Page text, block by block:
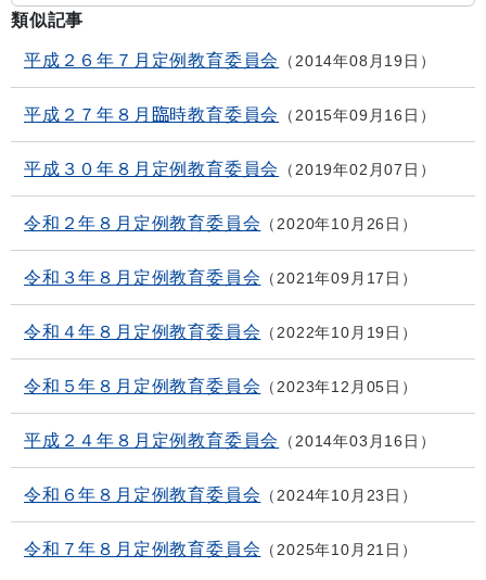
類似記事
平成２６年７月定例教育委員会 2014年08月19日
平成２７年８月臨時教育委員会 2015年09月16日
平成３０年８月定例教育委員会 2019年02月07日
令和２年８月定例教育委員会 2020年10月26日
令和３年８月定例教育委員会 2021年09月17日
令和４年８月定例教育委員会 2022年10月19日
令和５年８月定例教育委員会 2023年12月05日
平成２４年８月定例教育委員会 2014年03月16日
令和６年８月定例教育委員会 2024年10月23日
令和７年８月定例教育委員会 2025年10月21日